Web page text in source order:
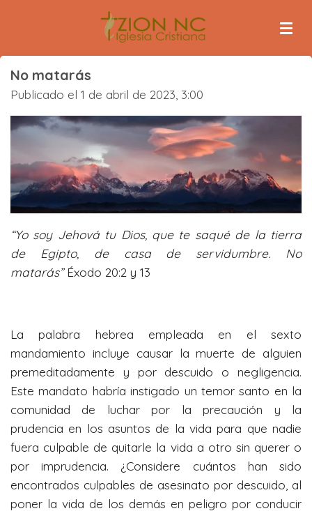
contenido
principal
No matarás
Publicado el 1 de abril de 2023, 3:00
“Yo soy Jehová tu Dios, que te saqué de la tierra
de Egipto, de casa de servidumbre. No
matarás”Éxodo 20:2 y 13
La palabra hebrea empleada en el sexto
mandamiento incluye causar la muerte de alguien
premeditadamente y por descuido o negligencia.
Este mandato habría instigado un temor santo en la
comunidad de luchar por la precaución y la
prudencia en los asuntos de la vida para que nadie
fuera culpable de quitarle la vida a otro sin querer o
por imprudencia. ¿Considere cuántos han sido
encontrados culpables de asesinato por descuido, al
poner la vida de los demás en peligro por conducir